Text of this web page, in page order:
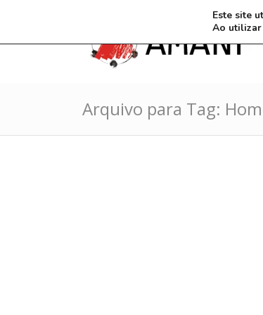
Arquivo para Tag:
Este site
Ao utilizar